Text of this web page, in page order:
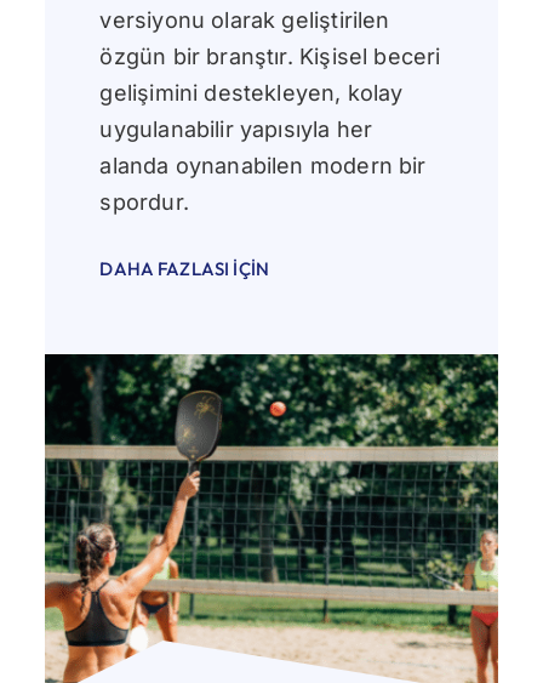
versiyonu olarak geliştirilen
özgün bir branştır. Kişisel beceri
gelişimini destekleyen, kolay
uygulanabilir yapısıyla her
alanda oynanabilen modern bir
spordur.
DAHA FAZLASI İÇIN